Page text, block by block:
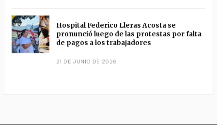
Hospital Federico Lleras Acosta se
pronunció luego de las protestas por falta
de pagos a los trabajadores
21 DE JUNIO DE 2026